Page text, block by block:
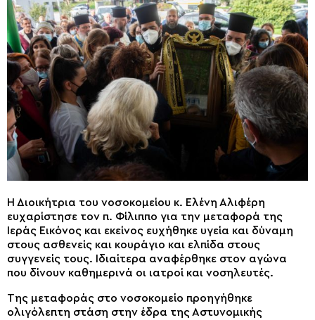
Η Διοικήτρια του νοσοκομείου κ. Ελένη Αλιφέρη
ευχαρίστησε τον π. Φίλιππο για την μεταφορά της
Ιεράς Εικόνος και εκείνος ευχήθηκε υγεία και δύναμη
στους ασθενείς και κουράγιο και ελπίδα στους
συγγενείς τους. Ιδιαίτερα αναφέρθηκε στον αγώνα
που δίνουν καθημερινά οι ιατροί και νοσηλευτές.
Της μεταφοράς στο νοσοκομείο προηγήθηκε
ολιγόλεπτη στάση στην έδρα της Αστυνομικής